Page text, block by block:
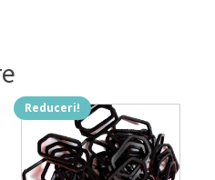
Reduceri!